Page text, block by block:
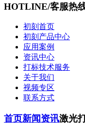
HOTLINE/客服热
初刻首页
初刻产品中心
应用案例
资讯中心
打标技术服务
关于我们
视频专区
联系方式
首页新闻资讯激光